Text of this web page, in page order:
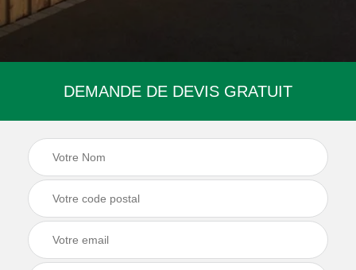
DEMANDE DE DEVIS GRATUIT